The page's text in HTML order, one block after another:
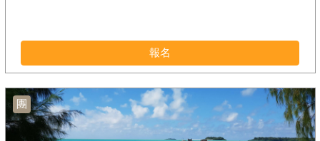
報名
團